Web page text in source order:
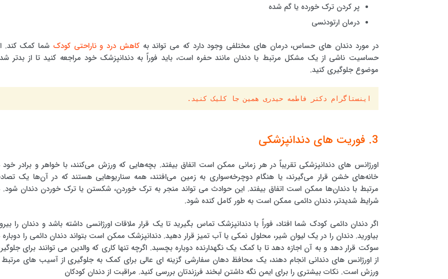
پر کردن ترک خورده یا گم شده
درمان ارتودنسی
در مورد دندان های حساس، درمان های مختلفی وجود دارد که می تواند بهکاهش درد و ناراحتی کودک شما کمک کند.
حساسیت ناشی از یک مشکل مرتبط با دندان مانند حفره است، باید فوراً به دندانپزشک خود مراجعه کنید تا از بدتر
موضوع جلوگیری کنید.
اینستاگرام دکتر فاطمه حیدری همین جا کلیک کنید.
3. فوریت های دندانپزشکی
اورژانس های دندانپزشکی تقریباً در هر زمانی ممکن است اتفاق بیفتد. بچه‌هایی که ورزش می‌کنند، با خواهر و برادر خود
خانه‌های خشن قرار می‌گیرند، یا هنگام دوچرخه‌سواری به زمین می‌افتند، همه سناریوهایی هستند که در آن‌ها یک
مرتبط با دندان‌ها ممکن است اتفاق بیفتد. این حوادث می تواند منجر به ترک خوردن، شکستن یا ترک خوردن دندان شود.
شرایط شدیدتر، دندان دائمی ممکن است به طور کامل کنده شود.
اگر دندان دائمی کودک شما افتاد، فوراً با دندانپزشک تماس بگیرید تا یک قرار ملاقات اورژانسی داشته باشد و دندان را
بیاورید. دندان را در یک لیوان شیر، محلول نمکی یا آب تمیز قرار دهید. دندانپزشک ممکن است بتواند دندان دائمی را دوباره
سوکت قرار دهد و به آن اجازه دهد تا با کمک یک نگهدارنده دوباره بچسبد. اگرچه تنها کاری که والدین می توانند برای
از اورژانس های دندانی انجام دهند، یک محافظ دهان سفارشی گزینه ای عالی برای کمک به جلوگیری از آسیب های مرتبط
ورزش است. نکات بیشتری را برای ایمن نگه داشتن لبخند فرزندتان بررسی کنید. مراقبت از دندان کودکان